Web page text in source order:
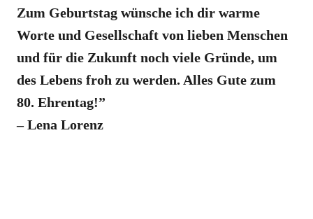
Zum Geburtstag wünsche ich dir warme
Worte und Gesellschaft von lieben Menschen
und für die Zukunft noch viele Gründe, um
des Lebens froh zu werden. Alles Gute zum
80. Ehrentag!”
– Lena Lorenz